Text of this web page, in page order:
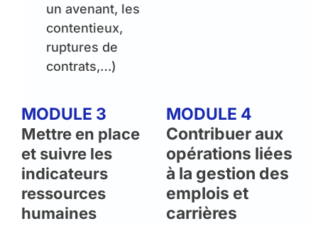
un avenant, les
contentieux,
ruptures de
contrats,…)
MODULE 3
Mettre en place
et suivre les
indicateurs
ressources
humaines
MODULE 4
Contribuer aux
opérations liées
à la gestion des
emplois et
carrières